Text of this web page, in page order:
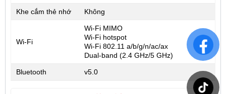
Khe cắm thẻ nhớ Không
Wi-Fi
Wi-Fi MIMO
Wi-Fi hotspot
Wi-Fi 802.11 a/b/g/n/ac/ax
Dual-band (2.4 GHz/5 GHz)
Bluetooth v5.0